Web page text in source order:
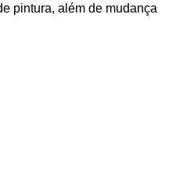
pintura, além de mudança